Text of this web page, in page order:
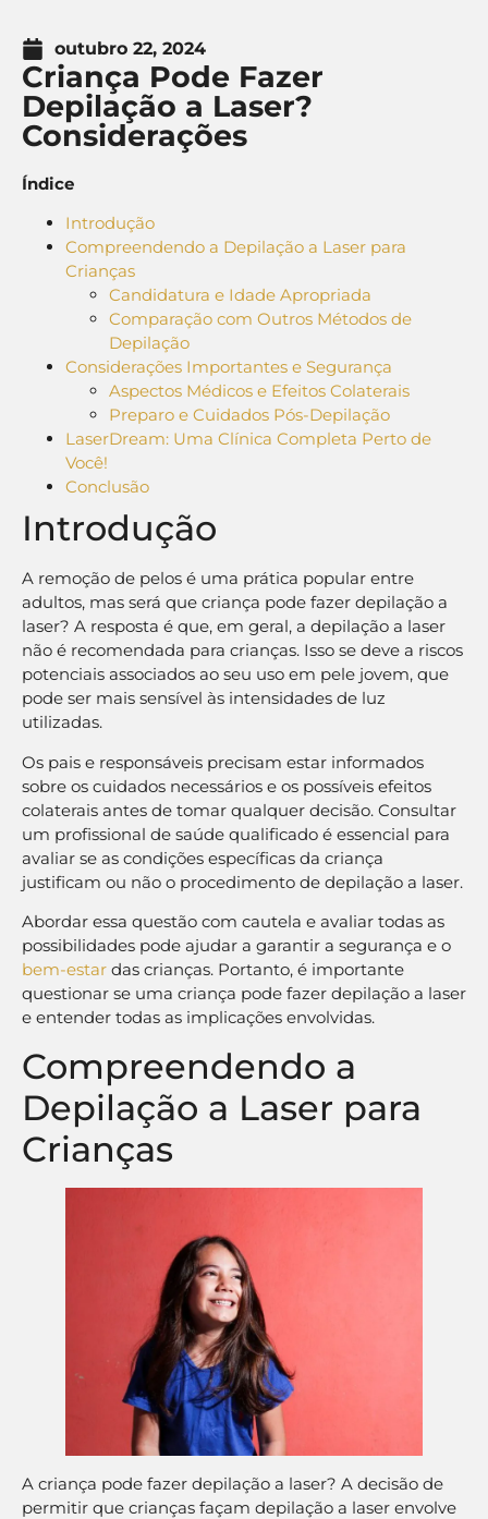
outubro 22, 2024
Criança Pode Fazer
Depilação a Laser?
Considerações
Índice
Introdução
Compreendendo a Depilação a Laser para
Crianças
Candidatura e Idade Apropriada
Comparação com Outros Métodos de
Depilação
Considerações Importantes e Segurança
Aspectos Médicos e Efeitos Colaterais
Preparo e Cuidados Pós-Depilação
LaserDream: Uma Clínica Completa Perto de
Você!
Conclusão
Introdução
A remoção de pelos é uma prática popular entre
adultos, mas será que criança pode fazer depilação a
laser? A resposta é que, em geral, a depilação a laser
não é recomendada para crianças. Isso se deve a riscos
potenciais associados ao seu uso em pele jovem, que
pode ser mais sensível às intensidades de luz
utilizadas.
Os pais e responsáveis precisam estar informados
sobre os cuidados necessários e os possíveis efeitos
colaterais antes de tomar qualquer decisão. Consultar
um profissional de saúde qualificado é essencial para
avaliar se as condições específicas da criança
justificam ou não o procedimento de depilação a laser.
Abordar essa questão com cautela e avaliar todas as
possibilidades pode ajudar a garantir a segurança e o
bem-estar das crianças. Portanto, é importante
questionar se uma criança pode fazer depilação a laser
e entender todas as implicações envolvidas.
Compreendendo a
Depilação a Laser para
Crianças
A criança pode fazer depilação a laser? A decisão de
permitir que crianças façam depilação a laser envolve